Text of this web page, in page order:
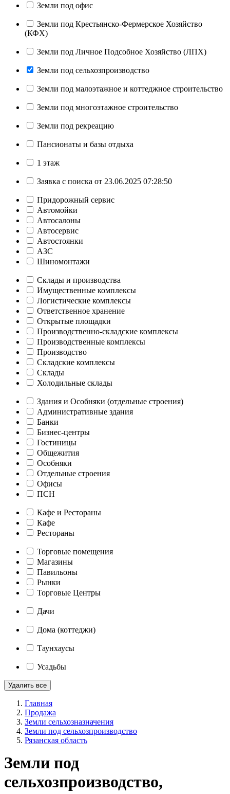
Земли под офис
Земли под Крестьянско-Фермерское Хозяйство
(КФХ)
Земли под Личное Подсобное Хозяйство (ЛПХ)
Земли под сельхозпроизводство
Земли под малоэтажное и коттеджное строительство
Земли под многоэтажное строительство
Земли под рекреацию
Пансионаты и базы отдыха
1 этаж
Заявка с поиска от 23.06.2025 07:28:50
Придорожный сервис
Автомойки
Автосалоны
Автосервис
Автостоянки
АЗС
Шиномонтажи
Склады и производства
Имущественные комплексы
Логистические комплексы
Ответственное хранение
Открытые площадки
Производственно-складские комплексы
Производственные комплексы
Производство
Складские комплексы
Склады
Холодильные склады
Здания и Особняки (отдельные строения)
Административные здания
Банки
Бизнес-центры
Гостиницы
Общежития
Особняки
Отдельные строения
Офисы
ПСН
Кафе и Рестораны
Кафе
Рестораны
Торговые помещения
Магазины
Павильоны
Рынки
Торговые Центры
Дачи
Дома (коттеджи)
Таунхаусы
Усадьбы
Удалить все
Главная
Продажа
Земли сельхозназначения
Земли под сельхозпроизводство
Рязанская область
Земли под
сельхозпроизводство,